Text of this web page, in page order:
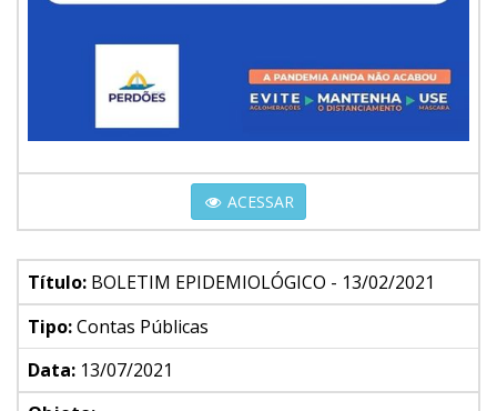
ACESSAR
Título: BOLETIM EPIDEMIOLÓGICO - 13/02/2021
Tipo:Contas Públicas
Data: 13/07/2021